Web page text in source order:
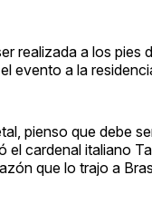
realizada a los
evento a la
pienso que debe
el cardenal italiano
que lo trajo a